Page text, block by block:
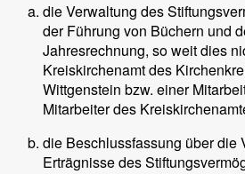
die Verwaltung des
der Führung von Büchern und
Jahresrechnung, so weit dies
Kreiskirchenamt des
Wittgenstein bzw. einer
Mitarbeiter des
die Beschlussfassung über die
Erträgnisse des